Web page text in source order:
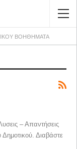
ΒΟΗΘΗΜΑΤΑ
– Απαντήσεις
Δημοτικού. Διαβάστε